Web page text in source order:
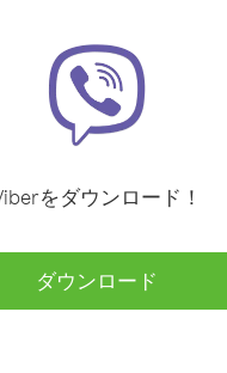
をダウンロード！
ダウンロード